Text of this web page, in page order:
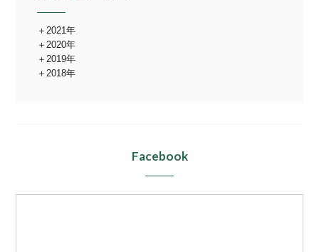
2021年
2020年
2019年
2018年
Facebook